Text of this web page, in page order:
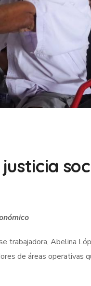
trabajadora, Abelina
de áreas operativas